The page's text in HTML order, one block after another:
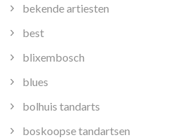
bekende artiesten
best
blixembosch
blues
bolhuis tandarts
boskoopse tandartsen